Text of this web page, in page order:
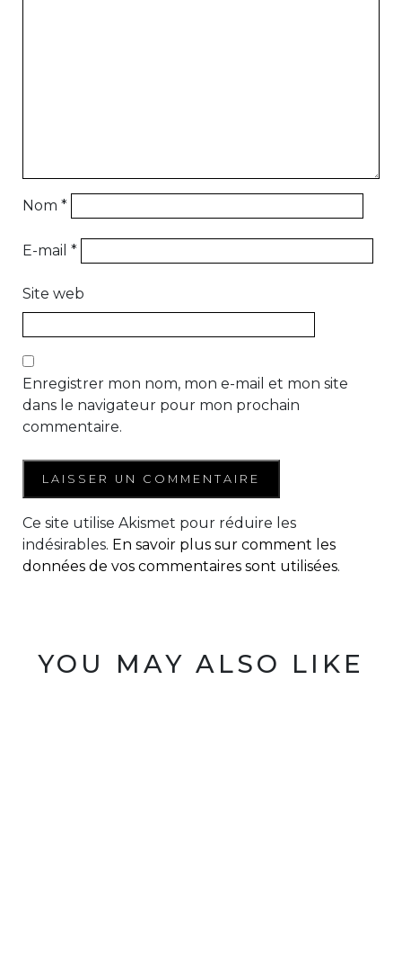
Nom *
E-mail *
Site web
Enregistrer mon nom, mon e-mail et mon site
dans le navigateur pour mon prochain
commentaire.
Ce site utilise Akismet pour réduire les
indésirables. En savoir plus sur comment les
données de vos commentaires sont utilisées.
YOU MAY ALSO LIKE